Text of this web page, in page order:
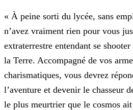
« À peine sorti du lycée, sans
n’avez vraiment rien pour vous
extraterrestre entendant se
la Terre. Accompagné de vos
charismatiques, vous devrez
l’aventure et devenir le chasseur
le plus meurtrier que le cosmos